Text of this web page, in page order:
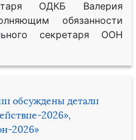
ОДКБ Валерия
обязанности
секретаря ООН
обсуждены детали
2026»,
2026»